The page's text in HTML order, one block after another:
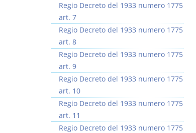
Regio Decreto del 1933 numero 1775
art. 7
Regio Decreto del 1933 numero 1775
art. 8
Regio Decreto del 1933 numero 1775
art. 9
Regio Decreto del 1933 numero 1775
art. 10
Regio Decreto del 1933 numero 1775
art. 11
Regio Decreto del 1933 numero 1775